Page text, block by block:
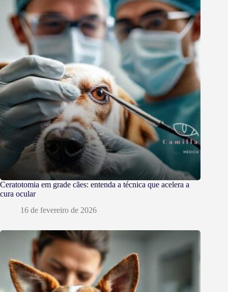
Ceratotomia em grade cães: entenda a técnica que acelera a
cura ocular
16 de fevereiro de 2026